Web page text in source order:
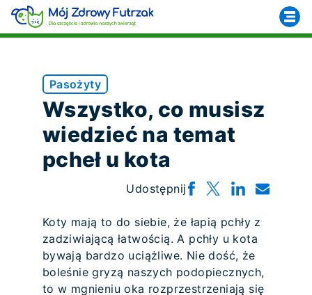
Pasożyty
Wszystko, co musisz
wiedzieć na temat
pcheł u kota
Udostępnij
Koty mają to do siebie, że łapią pchły z
zadziwiającą łatwością. A pchły u kota
bywają bardzo uciążliwe. Nie dość, że
boleśnie gryzą naszych podopiecznych,
to w mgnieniu oka rozprzestrzeniają się